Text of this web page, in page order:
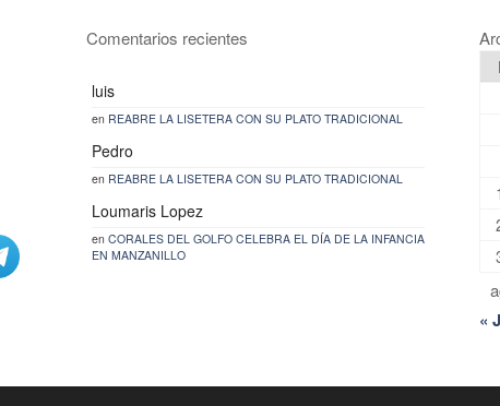
Comentarios recientes
luis
en REABRE LA LISETERA CON SU PLATO TRADICIONAL
Pedro
en REABRE LA LISETERA CON SU PLATO TRADICIONAL
Loumaris Lopez
en CORALES DEL GOLFO CELEBRA EL DÍA DE LA INFANCIA
EN MANZANILLO
«